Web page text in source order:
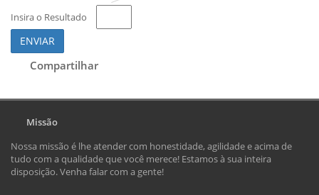
Insira o Resultado
ENVIAR
Compartilhar
Missão
Nossa missão é lhe atender com honestidade, agilidade e acima de
tudo com a qualidade que você merece! Estamos à sua inteira
disposição. Venha falar com a gente!